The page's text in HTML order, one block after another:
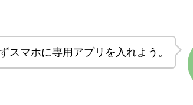
スマホに専用アプリを入れよう。